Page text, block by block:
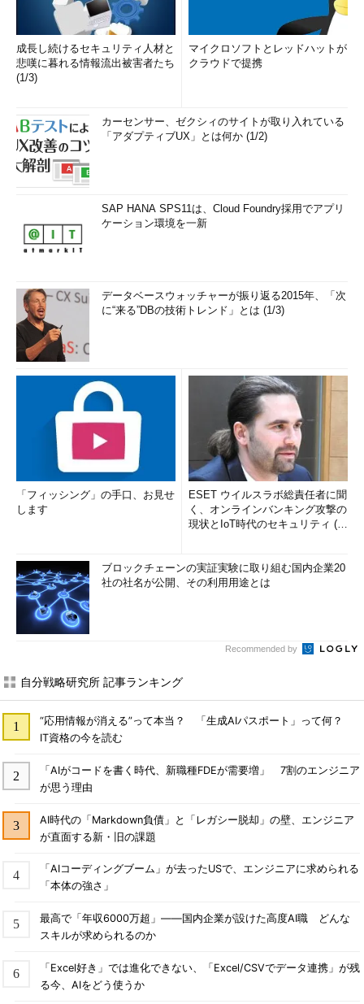
成長し続けるセキュリティ人材と
悲嘆に暮れる情報流出被害者たち
(1/3)
マイクロソフトとレッドハットが
クラウドで提携
カーセンサー、ゼクシィのサイトが取り入れている
「アダプティブUX」とは何か (1/2)
SAP HANA SPS11は、Cloud Foundry採用でアプリ
ケーション環境を一新
データベースウォッチャーが振り返る2015年、「次
に“来る”DBの技術トレンド」とは (1/3)
「フィッシング」の手口、お見せ
します
ESET ウイルスラボ総責任者に聞
く、オンラインバンキング攻撃の
現状とIoT時代のセキュリティ (1/
ブロックチェーンの実証実験に取り組む国内企業20
社の社名が公開、その利用用途とは
Recommended by
自分戦略研究所 記事ランキング
“応用情報が消える”って本当？ 「生成AIパスポート」って何？
IT資格の今を読む
「AIがコードを書く時代、新職種FDEが需要増」 7割のエンジニア
が思う理由
AI時代の「Markdown負債」と「レガシー脱却」の壁、エンジニア
が直面する新・旧の課題
「AIコーディングブーム」が去ったUSで、エンジニアに求められる
「本体の強さ」
最高で「年収6000万超」――国内企業が設けた高度AI職 どんな
スキルが求められるのか
「Excel好き」では進化できない、「Excel/CSVでデータ連携」が残
る今、AIをどう使うか